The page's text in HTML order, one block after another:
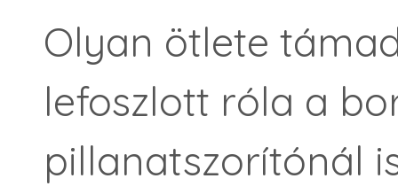
Olyan ötlete
lefoszlott róla a
pillanatszorítónál